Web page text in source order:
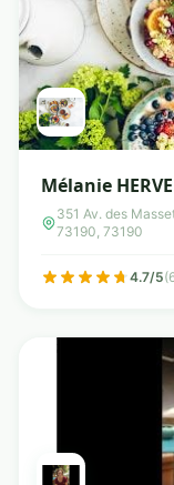
Mélanie
351 Av. des
73190, 73190
4.7/5